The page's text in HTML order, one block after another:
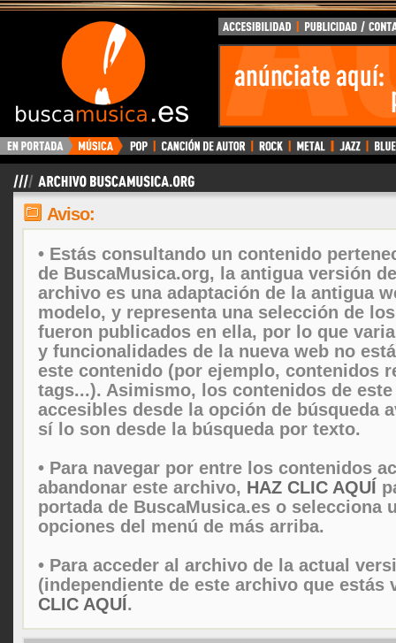
Aviso:
• Estás consultando un contenido
de BuscaMusica.org, la antigua versión
archivo es una adaptación de la antigua
modelo, y representa una selección de
fueron publicados en ella, por lo que
y funcionalidades de la nueva web no
este contenido (por ejemplo, contenidos
tags...). Asimismo, los contenidos de
accesibles desde la opción de búsqueda
sí lo son desde la búsqueda por texto.
• Para navegar por entre los contenidos
abandonar este archivo, HAZ CLIC AQUÍ
portada de BuscaMusica.es o selecciona
opciones del menú de más arriba.
• Para acceder al archivo de la actual
(independiente de este archivo que
CLIC AQUÍ.